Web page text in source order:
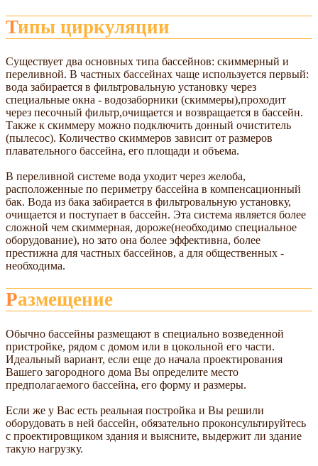
Типы циркуляции
Существует два основных типа бассейнов: скиммерный и
переливной. В частных бассейнах чаще используется первый:
вода забирается в фильтровальную установку через
специальные окна - водозаборники (скиммеры),проходит
через песочный фильтр,очищается и возвращается в бассейн.
Также к скиммеру можно подключить донный очиститель
(пылесос). Количество скиммеров зависит от размеров
плавательного бассейна, его площади и объема.
В переливной системе вода уходит через желоба,
расположенные по периметру бассейна в компенсационный
бак. Вода из бака забирается в фильтровальную установку,
очищается и поступает в бассейн. Эта система является более
сложной чем скиммерная, дороже(необходимо специальное
оборудование), но зато она более эффективна, более
престижна для частных бассейнов, а для общественных -
необходима.
Размещение
Обычно бассейны размещают в специально возведенной
пристройке, рядом с домом или в цокольной его части.
Идеальный вариант, если еще до начала проектирования
Вашего загородного дома Вы определите место
предполагаемого бассейна, его форму и размеры.
Если же у Вас есть реальная постройка и Вы решили
оборудовать в ней бассейн, обязательно проконсультируйтесь
с проектировщиком здания и выясните, выдержит ли здание
такую нагрузку.